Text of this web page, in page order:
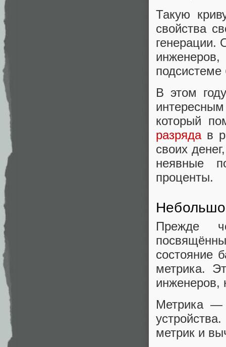
Такую
свойства
генерации.
подсистеме
В этом
который
разрядав
своих
неявные
проценты.
Прежде
состояние
метрика.
инженеров,
Метрика —
метрик и